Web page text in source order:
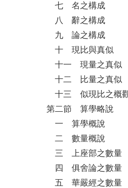
七 名之構成
八 辭之構成
九 論之構成
十 現比與真似
十一 現量之真似
十二 比量之真似
十三 似現比之概
第二節 算學略說
一 算學概說
二 數量概說
三 上座部之數量
四 俱舍論之數量
五 華嚴經之數量